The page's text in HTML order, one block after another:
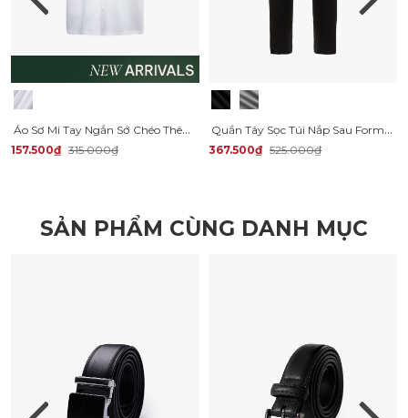
Áo Sơ Mi Tay Ngắn Sớ Chéo Thêu Chữ 4M Form Regular SM179
157.500₫ 315.000₫
Quần Tây Sọc Túi Nắp Sau Form Slimfit QT061
367.500₫ 525.000₫
SẢN PHẨM CÙNG DANH MỤC